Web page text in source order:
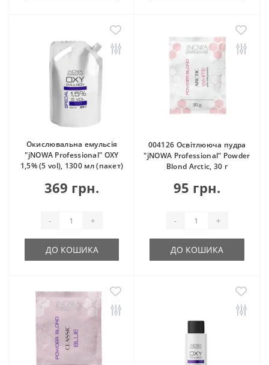
Окислювальна емульсія
"jNOWA Professional" OXY
1,5% (5 vol), 1300 мл (пакет)
369 грн.
- +
ДО КОШИКА
004126 Освітлююча пудра
"jNOWA Professional" Powder
Blond Arctic, 30 г
95 грн.
- +
ДО КОШИКА